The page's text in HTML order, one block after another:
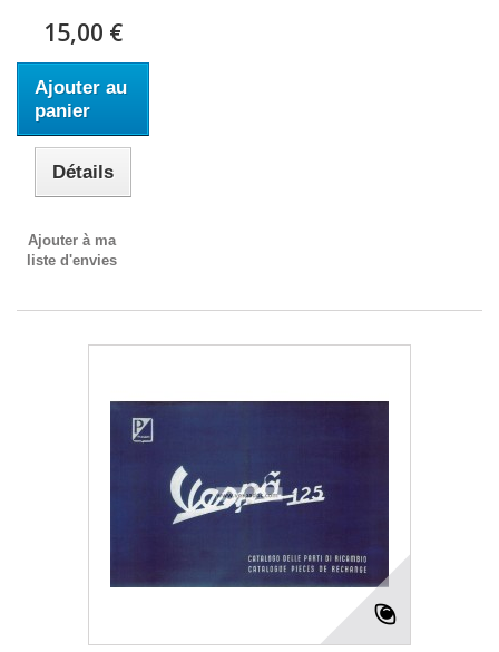
15,00 €
Ajouter au
panier
Détails
Ajouter à ma
liste d'envies